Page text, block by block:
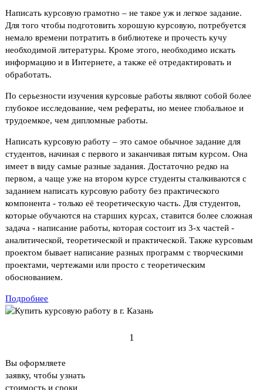
Написать курсовую грамотно – не такое уж и легкое задание.
Для того чтобы подготовить хорошую курсовую, потребуется
немало времени потратить в библиотеке и прочесть кучу
необходимой литературы. Кроме этого, необходимо искать
информацию и в Интернете, а также её отредактировать и
обработать.
По серьезности изучения курсовые работы являют собой более
глубокое исследование, чем рефераты, но менее глобальное и
трудоемкое, чем дипломные работы.
Написать курсовую работу – это самое обычное задание для
студентов, начиная с первого и заканчивая пятым курсом. Она
имеет в виду самые разные задания. Достаточно редко на
первом, а чаще уже на втором курсе студенты сталкиваются с
заданием написать курсовую работу без практического
компонента - только её теоретическую часть. Для студентов,
которые обучаются на старших курсах, ставится более сложная
задача - написание работы, которая состоит из 3-х частей -
аналитической, теоретической и практической. Также курсовым
проектом бывает написание разных программ с творческими
проектами, чертежами или просто с теоретическим
обоснованием.
Подробнее
1
Вы оформляете
заявку, чтобы узнать
стоимость и сроки